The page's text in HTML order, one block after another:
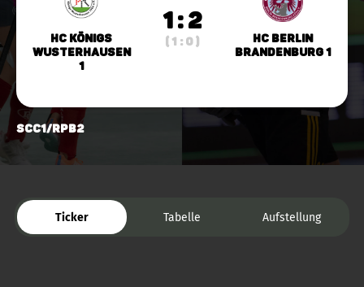
HC Königs
Wusterhausen
1
1 : 2
( 1 : 0 )
HC Berlin
Brandenburg 1
SCC1/RPB2
Ticker Tabelle Aufstellung